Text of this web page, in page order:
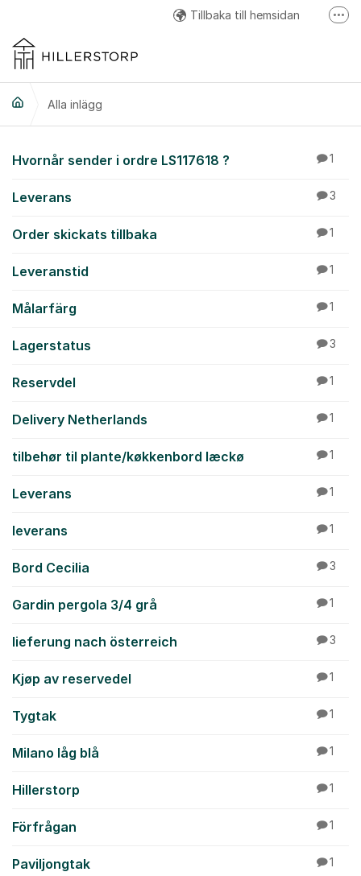
Tillbaka till hemsidan
Alla inlägg
Alla inlägg
Hvornår sender i ordre LS117618 ? 1
Leverans 3
Order skickats tillbaka 1
Leveranstid 1
Målarfärg 1
Lagerstatus 3
Reservdel 1
Delivery Netherlands 1
tilbehør til plante/køkkenbord læckø 1
Leverans 1
leverans 1
Bord Cecilia 3
Gardin pergola 3/4 grå 1
lieferung nach österreich 3
Kjøp av reservedel 1
Tygtak 1
Milano låg blå 1
Hillerstorp 1
Förfrågan 1
Paviljongtak 1